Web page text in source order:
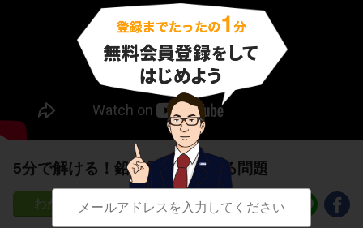
5分で解ける！鉛蓄電池に関する問題
46